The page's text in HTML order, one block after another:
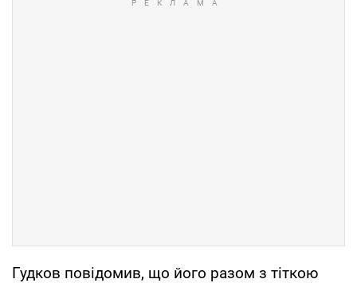
Гудков повідомив, що його разом з тіткою